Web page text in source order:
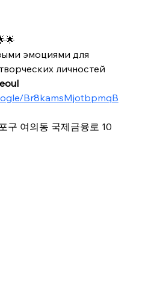
эмоциями для
личностей
Br8kamsMjotbpmqB
구 여의동 국제금융로 10